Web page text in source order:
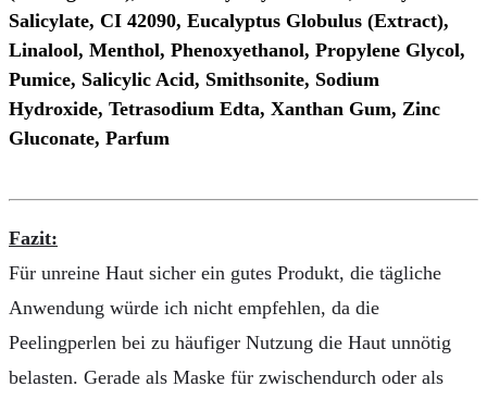
Salicylate, CI 42090, Eucalyptus Globulus (Extract),
Linalool, Menthol, Phenoxyethanol, Propylene Glycol,
Pumice, Salicylic Acid, Smithsonite, Sodium
Hydroxide, Tetrasodium Edta, Xanthan Gum, Zinc
Gluconate, Parfum
Fazit:
Für unreine Haut sicher ein gutes Produkt, die tägliche
Anwendung würde ich nicht empfehlen, da die
Peelingperlen bei zu häufiger Nutzung die Haut unnötig
belasten. Gerade als Maske für zwischendurch oder als